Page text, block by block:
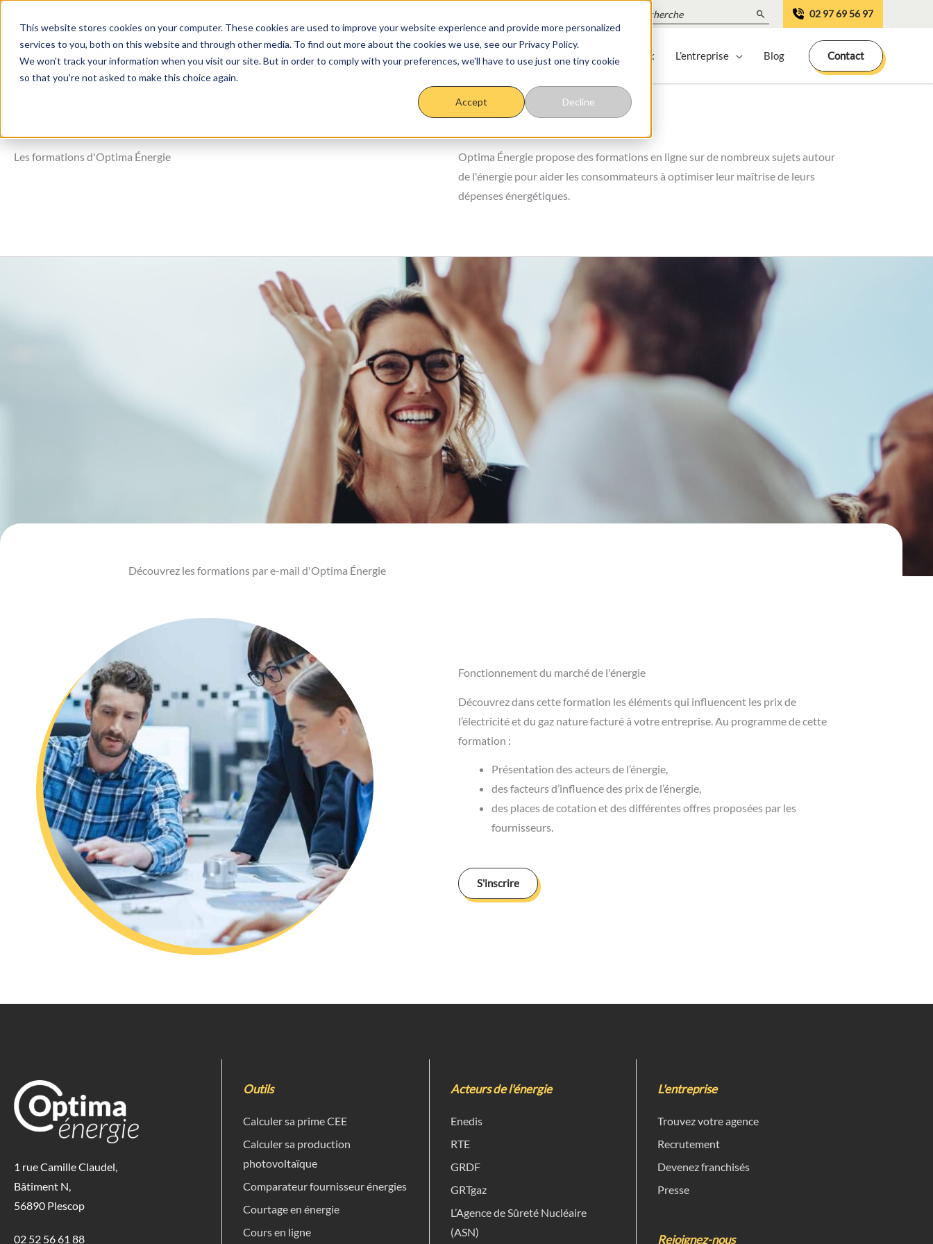
This website stores cookies on your computer. These cookies are used to improve your website experience and provide more personalized
services to you, both on this website and through other media. To find out more about the cookies we use, see our Privacy Policy.
We won't track your information when you visit our site. But in order to comply with your preferences, we'll have to use just one tiny cookie
so that you're not asked to make this choice again.
Accept Decline
Aller
contenu
Search
for:
02 97 69 56 97
Achat énergétique Sobriété énergétique Outils Vos experts locaux L’entreprise Blog Contact
Les formations d'Optima Énergie
Optima Énergie propose des formations en ligne sur de nombreux sujets autour
de l'énergie pour aider les consommateurs à optimiser leur maîtrise de leurs
dépenses énergétiques.
Découvrez les formations par e-mail d'Optima Énergie
Fonctionnement du marché de l'énergie
Découvrez dans cette formation les éléments qui influencent les prix de
l’électricité et du gaz nature facturé à votre entreprise. Au programme de cette
formation :
Présentation des acteurs de l’énergie,
des facteurs d’influence des prix de l’énergie,
des places de cotation et des différentes offres proposées par les
fournisseurs.
S'inscrire
1 rue Camille Claudel,
Bâtiment N,
56890 Plescop
02 52 56 61 88
Outils
Calculer sa prime CEE
Calculer sa production
photovoltaïque
Comparateur fournisseur énergies
Courtage en énergie
Cours en ligne
Acteurs de l'énergie
Enedis
RTE
GRDF
GRTgaz
L’Agence de Sûreté Nucléaire
(ASN)
L'entreprise
Trouvez votre agence
Recrutement
Devenez franchisés
Presse
Rejoignez-nous